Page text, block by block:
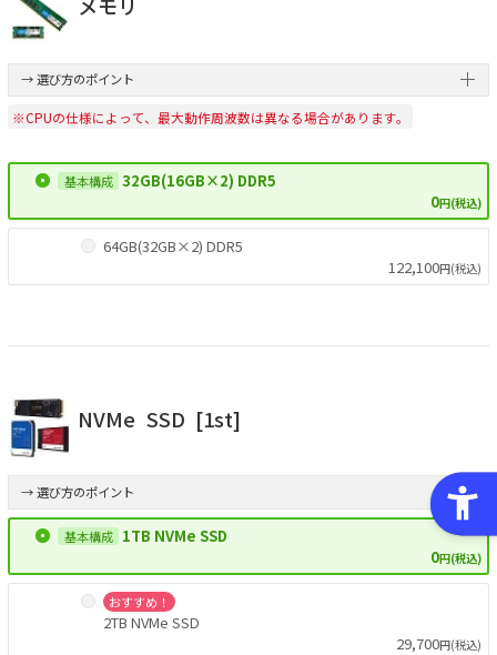
メモリ
→ 選び方のポイント
※CPUの仕様によって、最大動作周波数は異なる場合があります。
32GB(16GB×2) DDR5
0円(税込)
64GB(32GB×2) DDR5
122,100円(税込)
NVMe SSD [1st]
→ 選び方のポイント
1TB NVMe SSD
0円(税込)
おすすめ！
2TB NVMe SSD
29,700円(税込)